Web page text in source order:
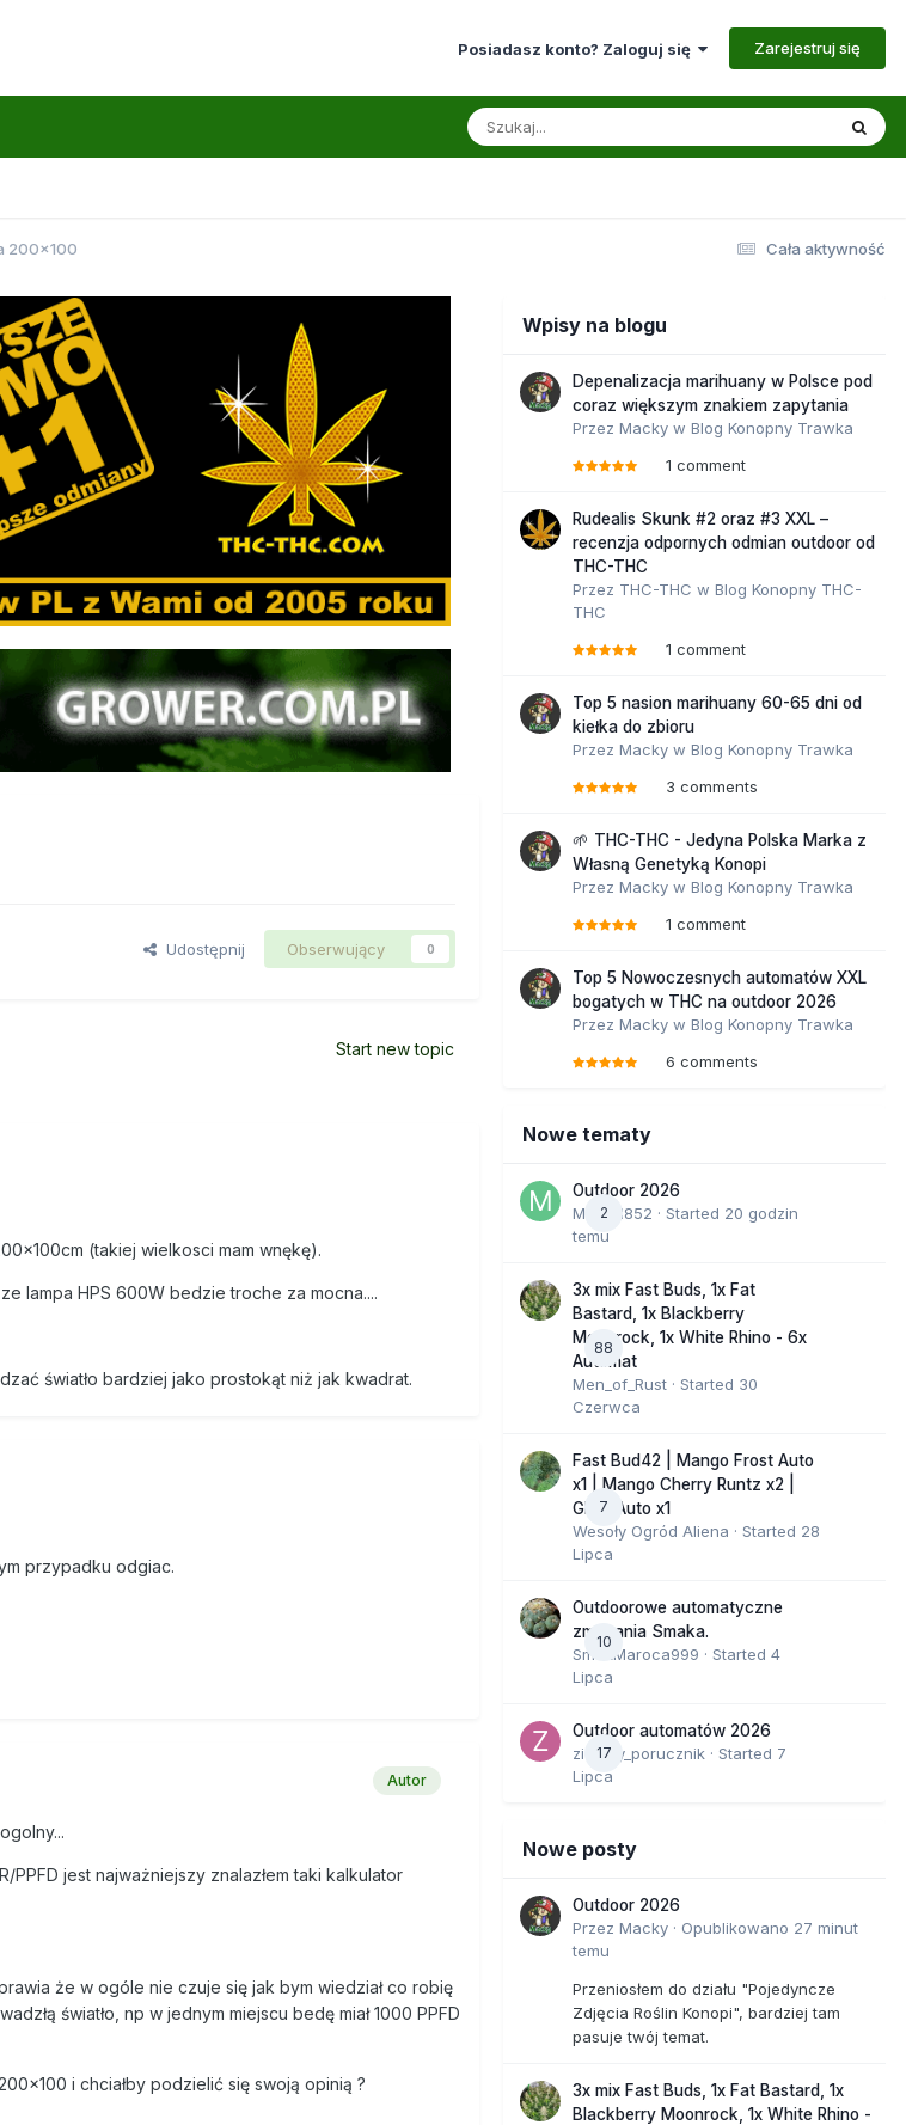
Posiadasz konto? Zaloguj się Zarejestruj się
Cała aktywność
200x100
Udostępnij Obserwujący 0
Start new topic
(takiej wielkosci mam wnękę).
lampa HPS 600W bedzie troche za mocna....
światło bardziej jako prostokąt niż jak kwadrat.
przypadku odgiac.
Autor
PPFD jest najważniejszy znalazłem taki kalkulator
że w ogóle nie czuje się jak bym wiedział co robię
światło, np w jednym miejscu bedę miał 1000 PPFD
i chciałby podzielić się swoją opinią ?
Wpisy na blogu
Depenalizacja marihuany w Polsce pod
coraz większym znakiem zapytania
Przez Macky w Blog Konopny Trawka
1 comment
Rudealis Skunk #2 oraz #3 XXL –
recenzja odpornych odmian outdoor od
THC-THC
Przez THC-THC w Blog Konopny THC-
THC
1 comment
Top 5 nasion marihuany 60-65 dni od
kiełka do zbioru
Przez Macky w Blog Konopny Trawka
3 comments
🌱 THC-THC - Jedyna Polska Marka z
Własną Genetyką Konopi
Przez Macky w Blog Konopny Trawka
1 comment
Top 5 Nowoczesnych automatów XXL
bogatych w THC na outdoor 2026
Przez Macky w Blog Konopny Trawka
6 comments
Nowe tematy
2
Outdoor 2026
Marcel852 · Started 20 godzin
temu
88
3x mix Fast Buds, 1x Fat
Bastard, 1x Blackberry
Moonrock, 1x White Rhino - 6x
Automat
Men_of_Rust · Started 30
Czerwca
7
Fast Bud42 | Mango Frost Auto
x1 | Mango Cherry Runtz x2 |
GMO Auto x1
Wesoły Ogród Aliena · Started 28
Lipca
10
Outdoorowe automatyczne
zmagania Smaka.
SmakMaroca999 · Started 4
Lipca
17
Outdoor automatów 2026
zielony_porucznik · Started 7
Lipca
Nowe posty
Outdoor 2026
Przez Macky · Opublikowano 27 minut
temu
Przeniosłem do działu "Pojedyncze
Zdjęcia Roślin Konopi", bardziej tam
pasuje twój temat.
3x mix Fast Buds, 1x Fat Bastard, 1x
Blackberry Moonrock, 1x White Rhino -